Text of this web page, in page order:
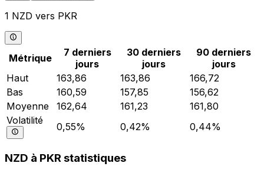
1 NZD vers PKR
Métrique
7 derniers
jours
30 derniers
jours
90 derniers
jours
Haut
163,86 163,86
166,72
Bas
160,59 157,85
156,62
Moyenne
162,64 161,23
161,80
Volatilité
0,55% 0,42% 0,44%
NZD à PKR statistiques